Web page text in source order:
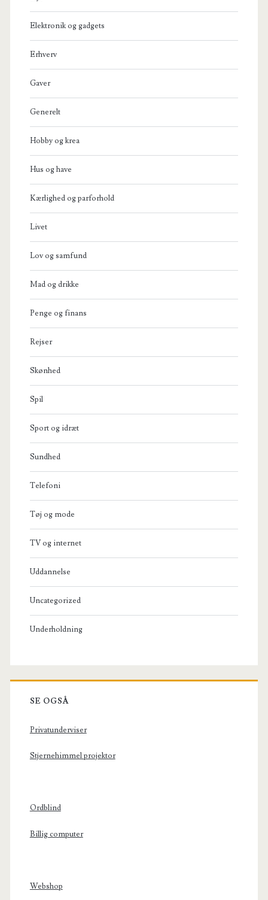
Elektronik og gadgets
Erhverv
Gaver
Generelt
Hobby og krea
Hus og have
Kærlighed og parforhold
Livet
Lov og samfund
Mad og drikke
Penge og finans
Rejser
Skønhed
Spil
Sport og idræt
Sundhed
Telefoni
Tøj og mode
TV og internet
Uddannelse
Uncategorized
Underholdning
SE OGSÅ
Privatunderviser
Stjernehimmel projektor
Ordblind
Billig computer
Webshop